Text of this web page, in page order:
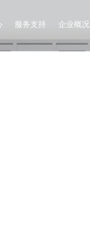
服务支持 企业概况